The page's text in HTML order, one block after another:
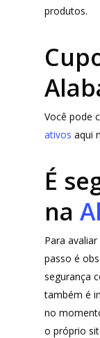
produtos.
Você pode
ativos aqui
É
na
Para
passo é
segurança
também é
no
o próprio